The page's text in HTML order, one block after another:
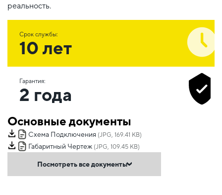
реальность.
Срок службы:
10 лет
Гарантия:
2 года
Основные документы
Схема Подключения (JPG, 169.41 KB)
Габаритный Чертеж (JPG, 109.45 KB)
Посмотреть все документы